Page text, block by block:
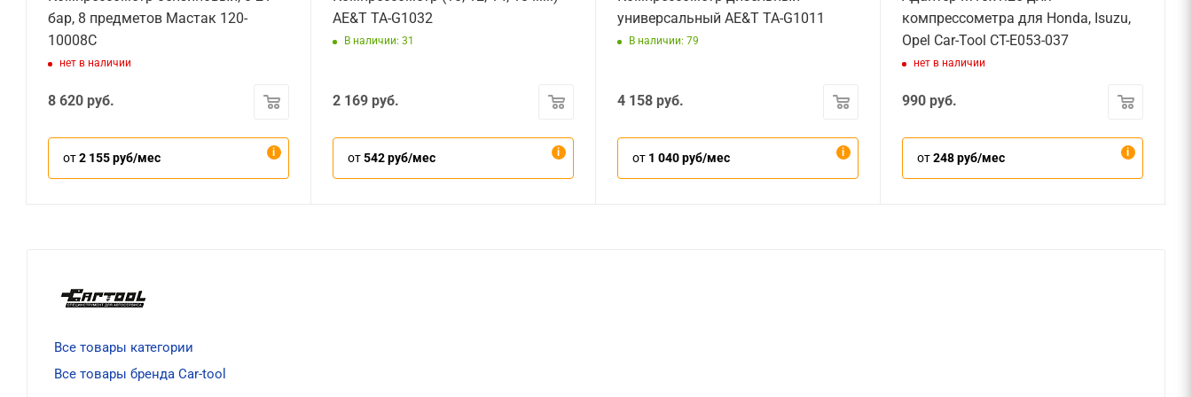
бар, 8 предметов Мастак 120-
10008C
нет в наличии
8 620 руб.
от2 155 руб/мес
AE&T TA-G1032
В наличии: 31
2 169 руб.
от542 руб/мес
универсальный AE&T TA-G1011
В наличии: 79
4 158 руб.
от 1 040 руб/мес
компрессометра для Honda, Isuzu,
Opel Car-Tool CT-E053-037
нет в наличии
990 руб.
от248 руб/мес
Все товары категории
Все товары бренда Car-tool